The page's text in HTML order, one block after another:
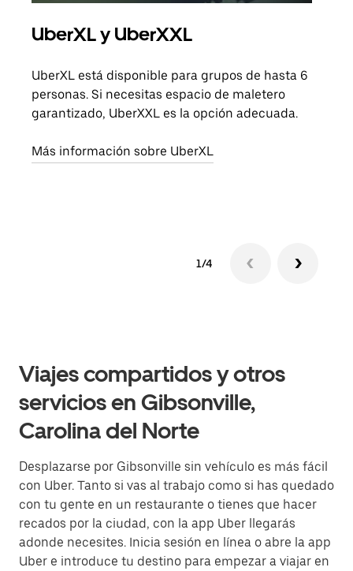
UberXL y UberXXL
UberXL está disponible para grupos de hasta 6
personas. Si necesitas espacio de maletero
garantizado, UberXXL es la opción adecuada.
Más información sobre UberXL
1/4
Viajes compartidos y otros
servicios en Gibsonville,
Carolina del Norte
Desplazarse por Gibsonville sin vehículo es más fácil
con Uber. Tanto si vas al trabajo como si has quedado
con tu gente en un restaurante o tienes que hacer
recados por la ciudad, con la app Uber llegarás
adonde necesites. Inicia sesión en línea o abre la app
Uber e introduce tu destino para empezar a viajar en